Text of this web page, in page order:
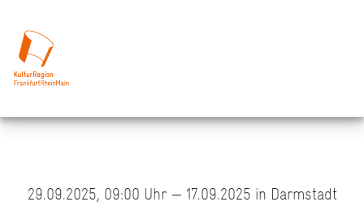
29.09.2025, 09:00 Uhr — 17.09.2025 in Darmstadt